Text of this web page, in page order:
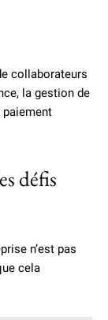
collaborateurs
la gestion de
paiement
défis
n’est pas
cela